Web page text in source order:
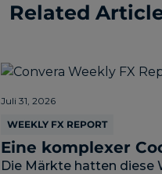
Related
Juli 31, 2026
WEEKLY FX REPORT
Eine komplexer
Die Märkte hatten diese